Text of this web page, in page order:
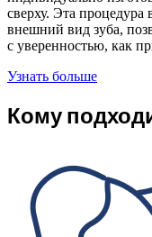
сверху. Эта процедура
внешний вид зуба,
с уверенностью, как
Узнать больше
Кому